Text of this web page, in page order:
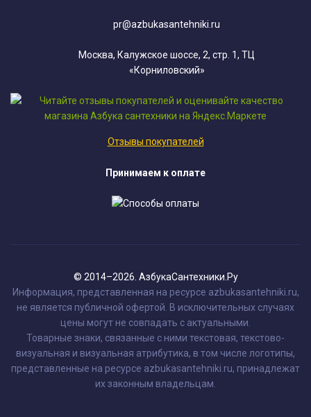
pr@azbukasantehniki.ru
Москва, Калужское шоссе, 2, стр. 1, ТЦ
«Корниловский»
Отзывы покупателей
Принимаем к оплате
© 2014–2026. АзбукаСантехники.Ру
Информация, представленная на ресурсе azbukasantehniki.ru,
не является публичной офертой. В исключительных случаях
цены могут не совпадать с актуальными.
Товарные знаки, связанные с ними текстовая, текстово-
визуальная и визуальная атрибутика, в том числе логотипы,
представленные на ресурсе azbukasantehniki.ru, принадлежат
их законным владельцам.